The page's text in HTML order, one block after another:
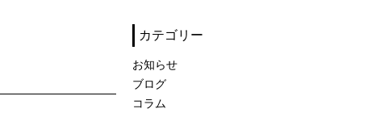
カテゴリー
お知らせ
ブログ
コラム